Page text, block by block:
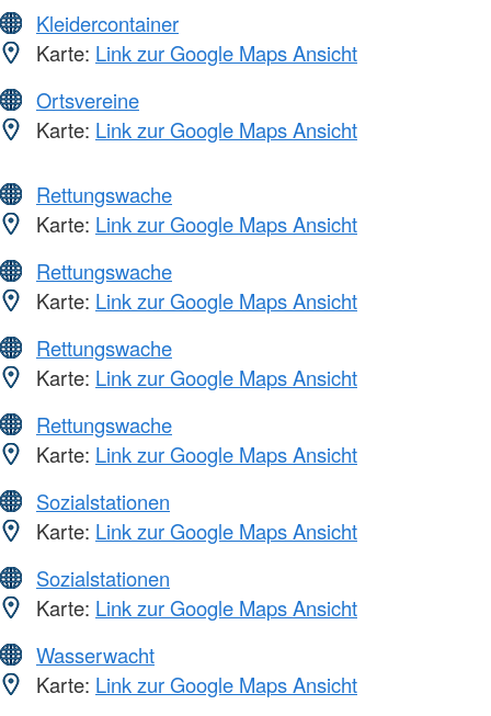
Kleidercontainer
Karte: Link zur Google Maps Ansicht
Ortsvereine
Karte: Link zur Google Maps Ansicht
Rettungswache
Karte: Link zur Google Maps Ansicht
Rettungswache
Karte: Link zur Google Maps Ansicht
Rettungswache
Karte: Link zur Google Maps Ansicht
Rettungswache
Karte: Link zur Google Maps Ansicht
Sozialstationen
Karte: Link zur Google Maps Ansicht
Sozialstationen
Karte: Link zur Google Maps Ansicht
Wasserwacht
Karte: Link zur Google Maps Ansicht